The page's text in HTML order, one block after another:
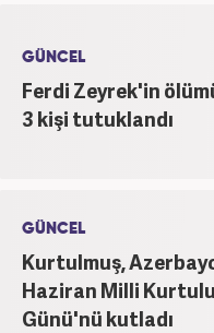
GÜNCEL
Ferdi Zeyrek'in
3 kişi tutuklandı
GÜNCEL
Kurtulmuş,
Haziran Milli
Günü'nü kutladı